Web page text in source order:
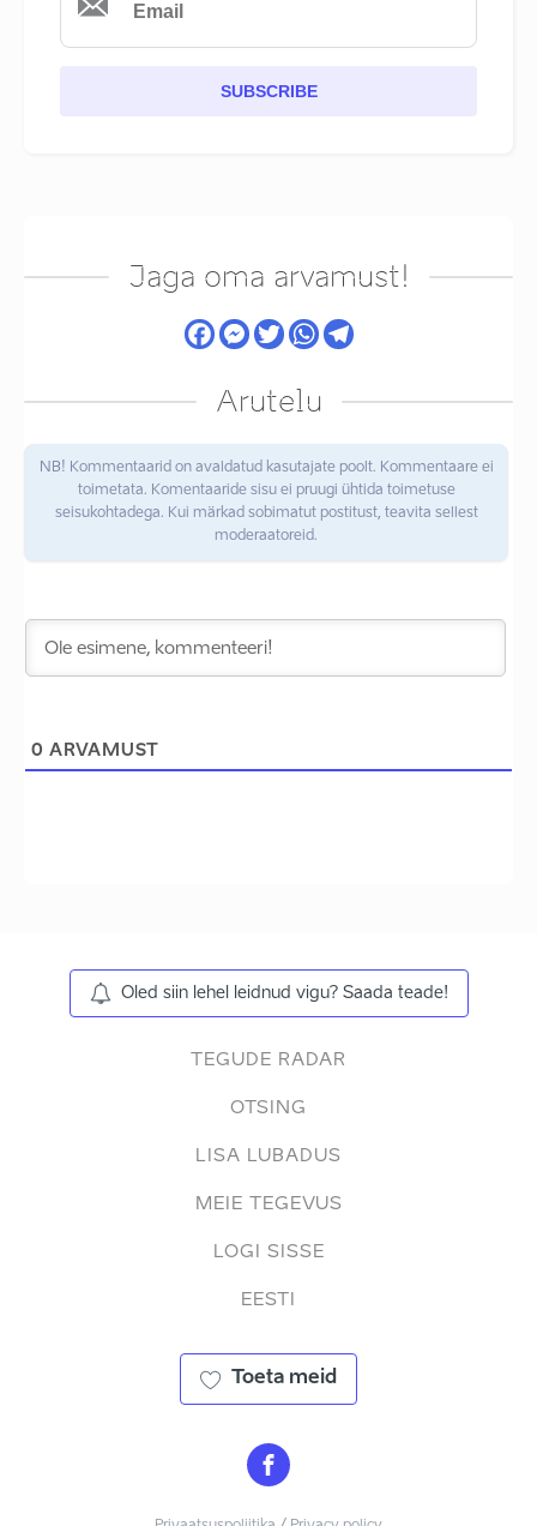
SUBSCRIBE
Jaga oma arvamust!
Arutelu
NB! Kommentaarid on avaldatud kasutajate poolt. Kommentaare ei
toimetata. Komentaaride sisu ei pruugi ühtida toimetuse
seisukohtadega. Kui märkad sobimatut postitust, teavita sellest
moderaatoreid.
0 ARVAMUST
Oled siin lehel leidnud vigu? Saada teade!
TEGUDE RADAR
OTSING
LISA LUBADUS
MEIE TEGEVUS
LOGI SISSE
EESTI
Toeta meid